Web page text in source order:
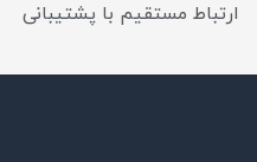
ارتباط مستقیم با پشتیبانی